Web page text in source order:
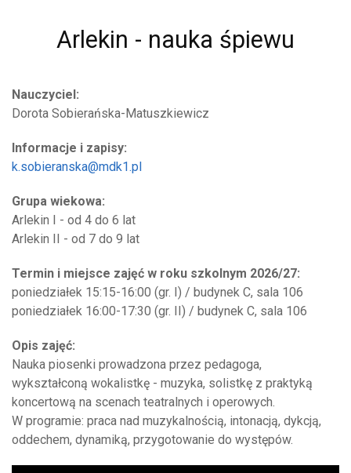
Arlekin - nauka śpiewu
Nauczyciel:
Dorota Sobierańska-Matuszkiewicz
Informacje i zapisy:
k.sobieranska@mdk1.pl
Grupa wiekowa:
Arlekin I - od 4 do 6 lat
Arlekin II - od 7 do 9 lat
Termin i miejsce zajęć w roku szkolnym 2026/27:
poniedziałek 15:15-16:00 (gr. I) / budynek C, sala 106
poniedziałek 16:00-17:30 (gr. II) / budynek C, sala 106
Opis zajęć:
Nauka piosenki prowadzona przez pedagoga,
wykształconą wokalistkę - muzyka, solistkę z praktyką
koncertową na scenach teatralnych i operowych.
W programie: praca nad muzykalnością, intonacją, dykcją,
oddechem, dynamiką, przygotowanie do występów.